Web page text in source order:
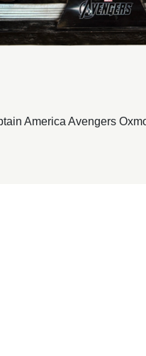
America Avengers